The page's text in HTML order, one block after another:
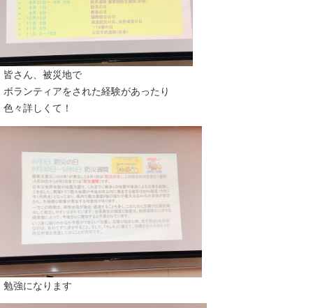
皆さん、被災地で
ボランティアをされた経験があったり
色々詳しくて！
勉強になります